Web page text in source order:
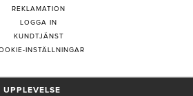
REKLAMATION
LOGGA IN
KUNDTJÄNST
INSTÄLLNINGAR
PÅ NYHETSBREV